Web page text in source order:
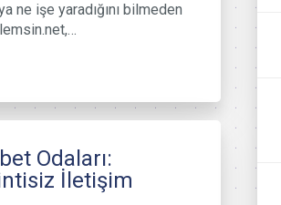
ne işe yaradığını bilmeden
Odaları:
İletişim